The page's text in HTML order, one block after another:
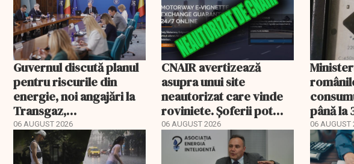
Guvernul discută planul
pentru riscurile din
energie, noi angajări la
Transgaz,
Transelectrica și
Hidroelectrica și
programul pentru di
06 AUGUST 2026
CNAIR avertizează
asupra unui site
neautorizat care vinde
roviniete. Șoferii pot
plăti și cu 186% mai mult
06 AUGUST 2026
până la
06 AUGUST